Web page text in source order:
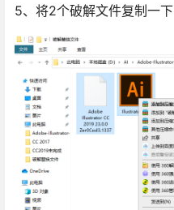
5、将2个破解文件复制一下